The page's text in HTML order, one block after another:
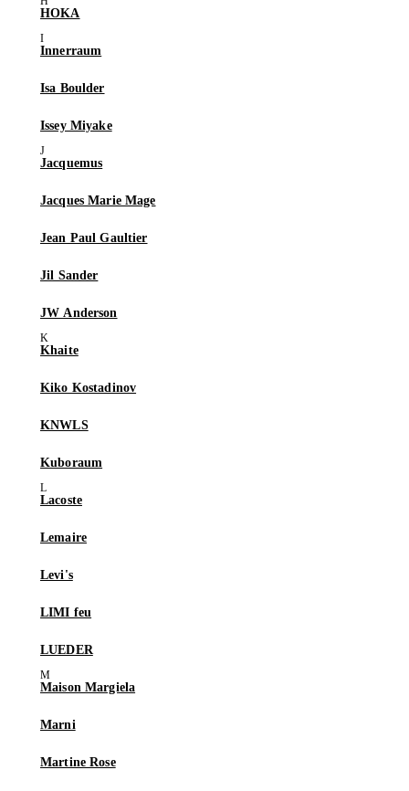
HOKA
Innerraum
Isa Boulder
Issey Miyake
Jacquemus
Jacques Marie Mage
Jean Paul Gaultier
Jil Sander
JW Anderson
Khaite
Kiko Kostadinov
KNWLS
Kuboraum
Lacoste
Lemaire
Levi's
LIMI feu
LUEDER
Maison Margiela
Marni
Martine Rose